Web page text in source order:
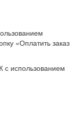
«Оплатить заказ
использованием